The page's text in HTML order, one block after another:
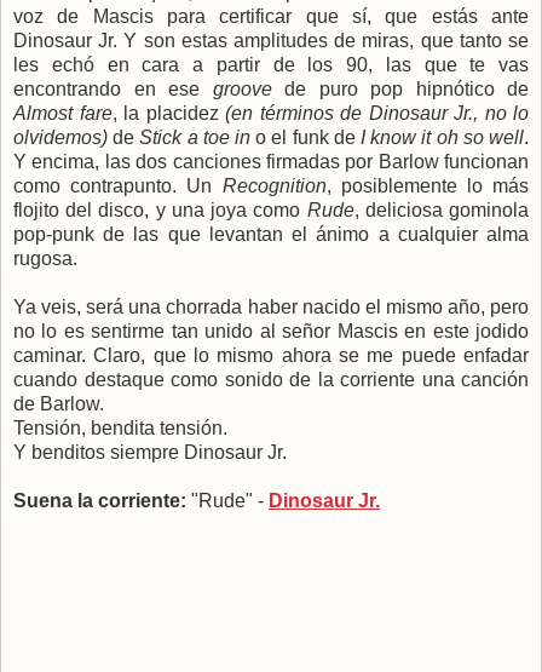
voz de Mascis para certificar que sí, que estás ante
Dinosaur Jr. Y son estas amplitudes de miras, que tanto se
les echó en cara a partir de los 90, las que te vas
encontrando en ese groovede puro pop hipnótico de
Almost fare, la placidez (en términos de Dinosaur Jr., no lo
olvidemos) deStick a toe in o el funk de I know it oh so well.
Y encima, las dos canciones firmadas por Barlow funcionan
como contrapunto. Un Recognition, posiblemente lo más
flojito del disco, y una joya como Rude, deliciosa gominola
pop-punk de las que levantan el ánimo a cualquier alma
rugosa.
Ya veis, será una chorrada haber nacido el mismo año, pero
no lo es sentirme tan unido al señor Mascis en este jodido
caminar. Claro, que lo mismo ahora se me puede enfadar
cuando destaque como sonido de la corriente una canción
de Barlow.
Tensión, bendita tensión.
Y benditos siempre Dinosaur Jr.
Suena la corriente: "Rude" - Dinosaur Jr.